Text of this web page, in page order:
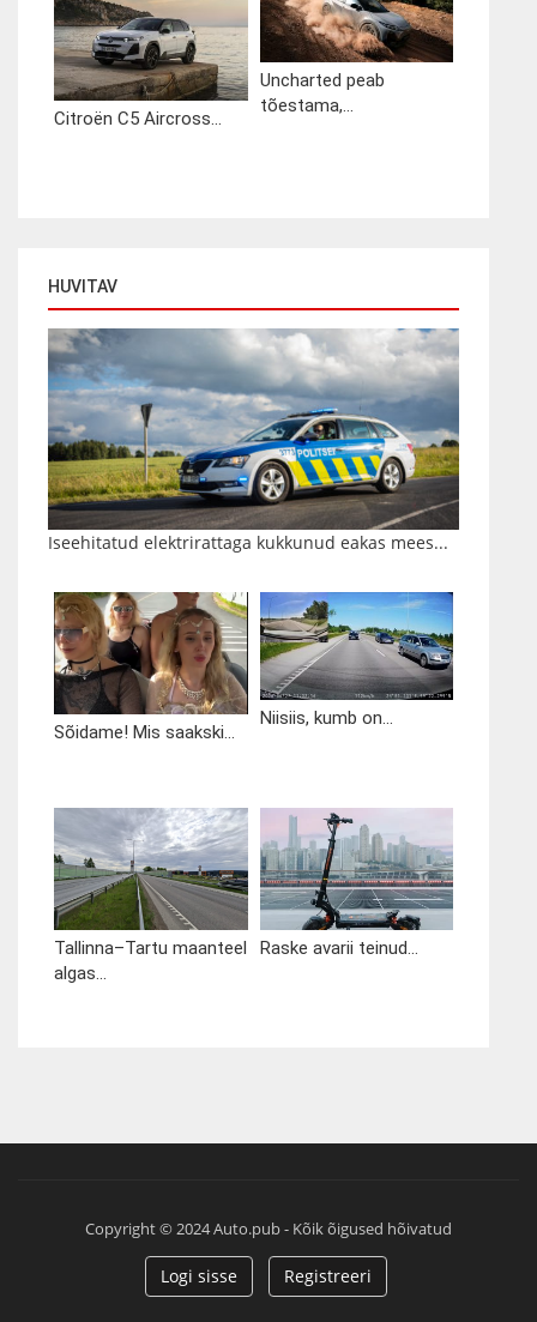
Citroën C5 Aircross...
Uncharted peab
tõestama,...
HUVITAV
Iseehitatud elektrirattaga kukkunud eakas mees...
Sõidame! Mis saakski...
Niisiis, kumb on...
Tallinna–Tartu maanteel
algas...
Raske avarii teinud...
Copyright © 2024 Auto.pub - Kõik õigused hõivatud
Logi sisse Registreeri